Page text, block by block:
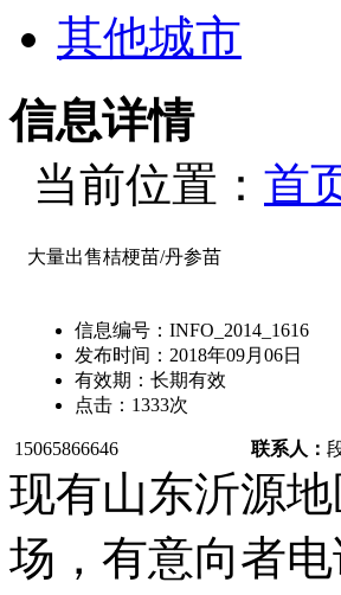
其他城市
信息详情
当前位置： 首
大量出售桔梗苗/丹参苗
信息编号： INFO_2014_1616
发布时间： 2018年09月06日
有效期： 长期有效
点击： 1333次
15065866646 联系人：
现有山东沂源
场，有意向者电